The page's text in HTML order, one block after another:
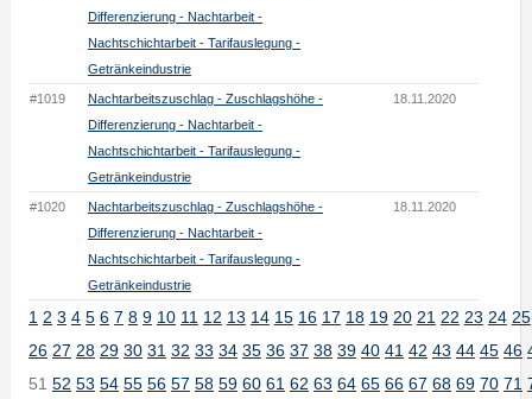
Differenzierung - Nachtarbeit -
Nachtschichtarbeit - Tarifauslegung -
Getränkeindustrie
#1019
Nachtarbeitszuschlag - Zuschlagshöhe -
Differenzierung - Nachtarbeit -
Nachtschichtarbeit - Tarifauslegung -
Getränkeindustrie
18.11.2020
#1020
Nachtarbeitszuschlag - Zuschlagshöhe -
Differenzierung - Nachtarbeit -
Nachtschichtarbeit - Tarifauslegung -
Getränkeindustrie
18.11.2020
1 2 3 4 5 6 7 8 9 10 11 12 13 14 15 16 17 18 19 20 21 22 23 24 25
26 27 28 29 30 31 32 33 34 35 36 37 38 39 40 41 42 43 44 45 46
51 52 53 54 55 56 57 58 59 60 61 62 63 64 65 66 67 68 69 70 71